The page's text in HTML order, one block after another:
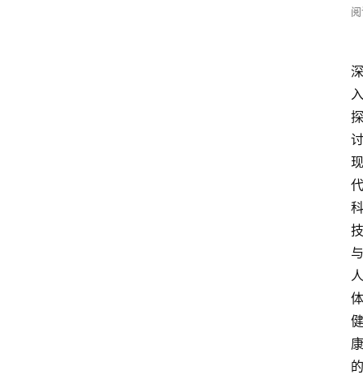
深
入
探
讨
现
代
科
技
与
人
体
健
康
的